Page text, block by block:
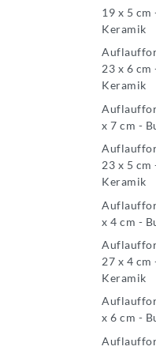
19 x 5 cm
Keramik
23 x 6 cm
Keramik
x 7 cm -
23 x 5 cm
Keramik
x 4 cm -
27 x 4 cm
Keramik
x 6 cm -